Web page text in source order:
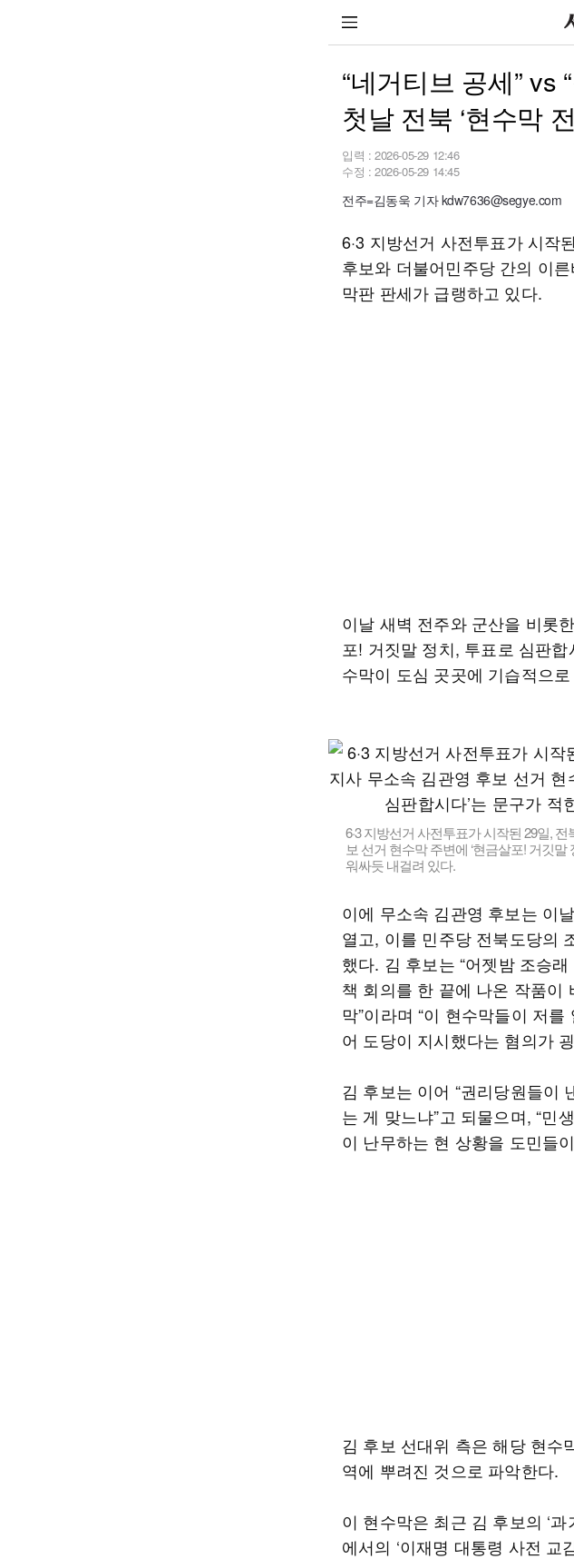
“네거티브 공세” vs
첫날 전북 ‘현수막
입력 : 2026-05-29 12:46
수정 : 2026-05-29 14:45
전주=김동욱 기자 kdw7636@segye.com
6·3 지방선거 사전투표가 시작
후보와 더불어민주당 간의 이
막판 판세가 급랭하고 있다.
이날 새벽 전주와 군산을 비롯
포! 거짓말 정치, 투표로 심판
수막이 도심 곳곳에 기습적으
6·3 지방선거 사전투표가 시작된 29일,
보 선거 현수막 주변에 ‘현금살포! 거깃
워싸듯 내걸려 있다.
이에 무소속 김관영 후보는 이
열고, 이를 민주당 전북도당의
했다. 김 후보는 “어젯밤 조승
책 회의를 한 끝에 나온 작품이
막”이라며 “이 현수막들이 저
어 도당이 지시했다는 혐의가
김 후보는 이어 “권리당원들이
는 게 맞느냐”고 되물으며, “민
이 난무하는 현 상황을 도민들
김 후보 선대위 측은 해당 현수
역에 뿌려진 것으로 파악한다.
이 현수막은 최근 김 후보의 ‘
에서의 ‘이재명 대통령 사전 교